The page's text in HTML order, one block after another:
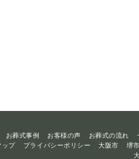
お葬式事例 お客様の声 お葬式の流れ
ップ プライバシーポリシー 大阪市 堺市